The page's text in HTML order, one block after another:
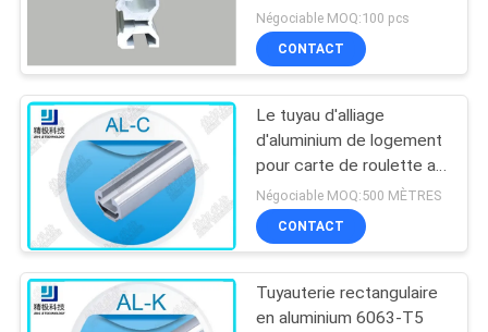
système en aluminium de
défilement ligne par ligne
de tuyau
Négociable MOQ:100 pcs
CONTACT
Le tuyau d'alliage
d'aluminium de logement
pour carte de roulette a
expulsé le tuyau sans
couture AL-C anodisé
Négociable MOQ:500 MÈTRES
CONTACT
Tuyauterie rectangulaire
en aluminium 6063-T5